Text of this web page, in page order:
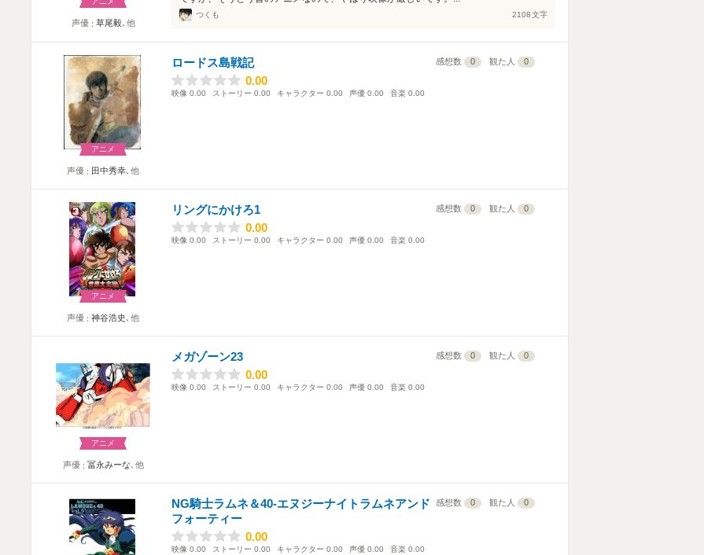
声優 草尾毅､他
つくも 2108文字
アニメ
声優 田中秀幸､他
ロードス島戦記 感想数 0 観た人 0
0.00
0.00
映像 0.00 ストーリー 0.00 キャラクター 0.00 声優 0.00 音楽 0.00
アニメ
声優 神谷浩史､他
リングにかけろ1 感想数 0 観た人 0
0.00
0.00
映像 0.00 ストーリー 0.00 キャラクター 0.00 声優 0.00 音楽 0.00
アニメ
声優 冨永みーな､他
メガゾーン23 感想数 0 観た人 0
0.00
0.00
映像 0.00 ストーリー 0.00 キャラクター 0.00 声優 0.00 音楽 0.00
NG騎士ラムネ＆40-エヌジーナイトラムネアンド
フォーティー
感想数 0 観た人 0
0.00
0.00
映像 0.00 ストーリー 0.00 キャラクター 0.00 声優 0.00 音楽 0.00